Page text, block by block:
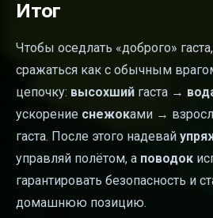
Итог
Чтобы оседлать «доброго»
сражаться как с обычным
цепочку: высохший гаста →
ускорение снежоками →
гаста. После этого надевай
управляй полётом, а поводок
гарантировать безопасность и
домашнюю позицию.